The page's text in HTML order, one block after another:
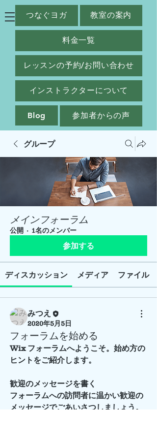
つなぐヨガ 教室の案内
料金一覧
レッスンの予約/お問い合わせ
インストラクターについて
Blog 参加者からの声
グループ
メインフォーラム
公開 · 1名のメンバー
参加する
ディスカッション メディア ファイル
みつえ
2020年5月5日
フォーラムを始める
Wix フォーラムへようこそ。始め方の
ヒントをご紹介します。
歓迎のメッセージを書く
フォーラムへの訪問者に温かい歓迎の
メッセージでごあいさつしましょう。